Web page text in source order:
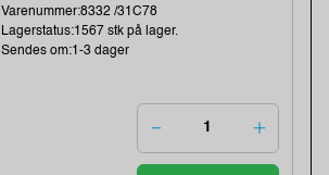
Varenummer:8332 /31C78
Lagerstatus:1567 stk på lager.
Sendes om:1-3 dager